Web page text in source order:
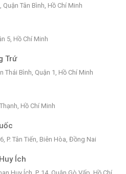
Tân Bình, Hồ Chí Minh
5, Hồ Chí Minh
Trứ
Thái Bình, Quận 1, Hồ Chí Minh
Hồ Chí Minh
P. Tân Tiến, Biên Hòa, Đồng Nai
Ích